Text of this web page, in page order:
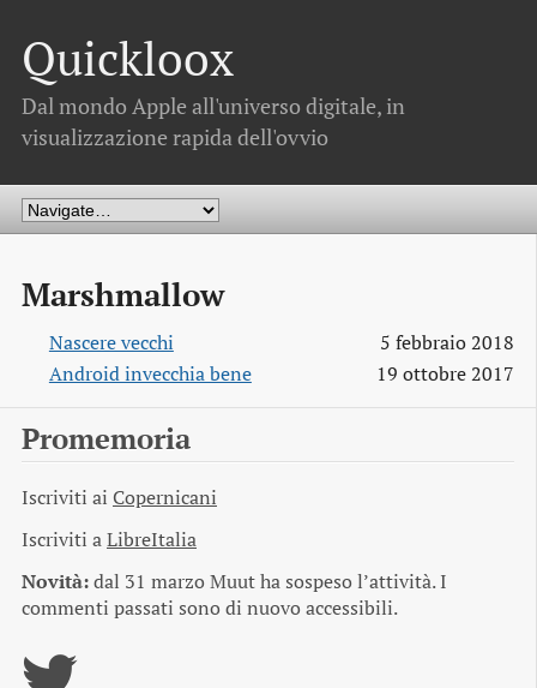
Quickloox
Dal mondo Apple all'universo digitale, in
visualizzazione rapida dell'ovvio
Marshmallow
Nascere vecchi
5 febbraio 2018
Android invecchia bene
19 ottobre 2017
Promemoria
Iscriviti ai Copernicani
Iscriviti aLibreItalia
Novità:dal 31 marzo Muut ha sospeso l’attività. I
commenti passati sono di nuovo accessibili.